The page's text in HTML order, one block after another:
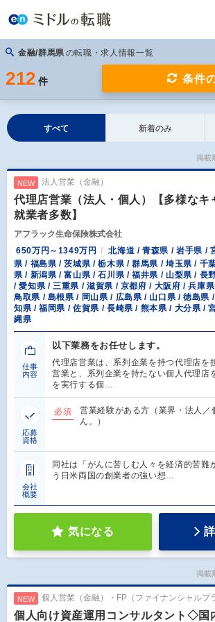
金融/群馬県 の転職・求人情報一覧
212 件 条件
すべて 新着のみ
掲載
NEW 法人営業（金融）
代理店営業（法人・個人）【多様なキ
就業者多数】
アフラック生命保険株式会社
650万円～1349万円
北海道 / 青森県 / 岩手県 /
県 / 福島県 / 茨城県 / 栃木県 / 群馬県 / 埼玉県 / 千
県 / 新潟県 / 富山県 / 石川県 / 福井県 / 山梨県 / 長
/ 愛知県 / 三重県 / 滋賀県 / 京都府 / 大阪府 / 兵庫
鳥取県 / 島根県 / 岡山県 / 広島県 / 山口県 / 徳島県
知県 / 福岡県 / 佐賀県 / 長崎県 / 熊本県 / 大分県 /
縄県
仕事
内容
以下業務をお任せします。
代理店営業は、系列企業を持つ代理店を
営業と、系列企業を持たない個人代理店
を実行する個…
応募
資格
必須
営業経験がある方（業界・法人／
ん。）
会社
概要
同社は「がんに苦しむ人々を経済的苦難
う日米両国の創業者の強い想…
気になる
掲載
NEW 個人営業（金融）・FP（ファイナンシャルプ
個人向け資産運用コンサルタント◇国